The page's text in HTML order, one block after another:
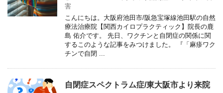
害
こんにちは。大阪府池田市/阪急宝塚線池田駅の自然
療法治療院【関西カイロプラクティック】院長の鹿
島 佑介です。 先日、ワクチンと自閉症の関係に関
するこのような記事をみつけました。 『「麻疹ワク
チンで自閉 ...
自閉症スペクトラム症/東大阪市より来院